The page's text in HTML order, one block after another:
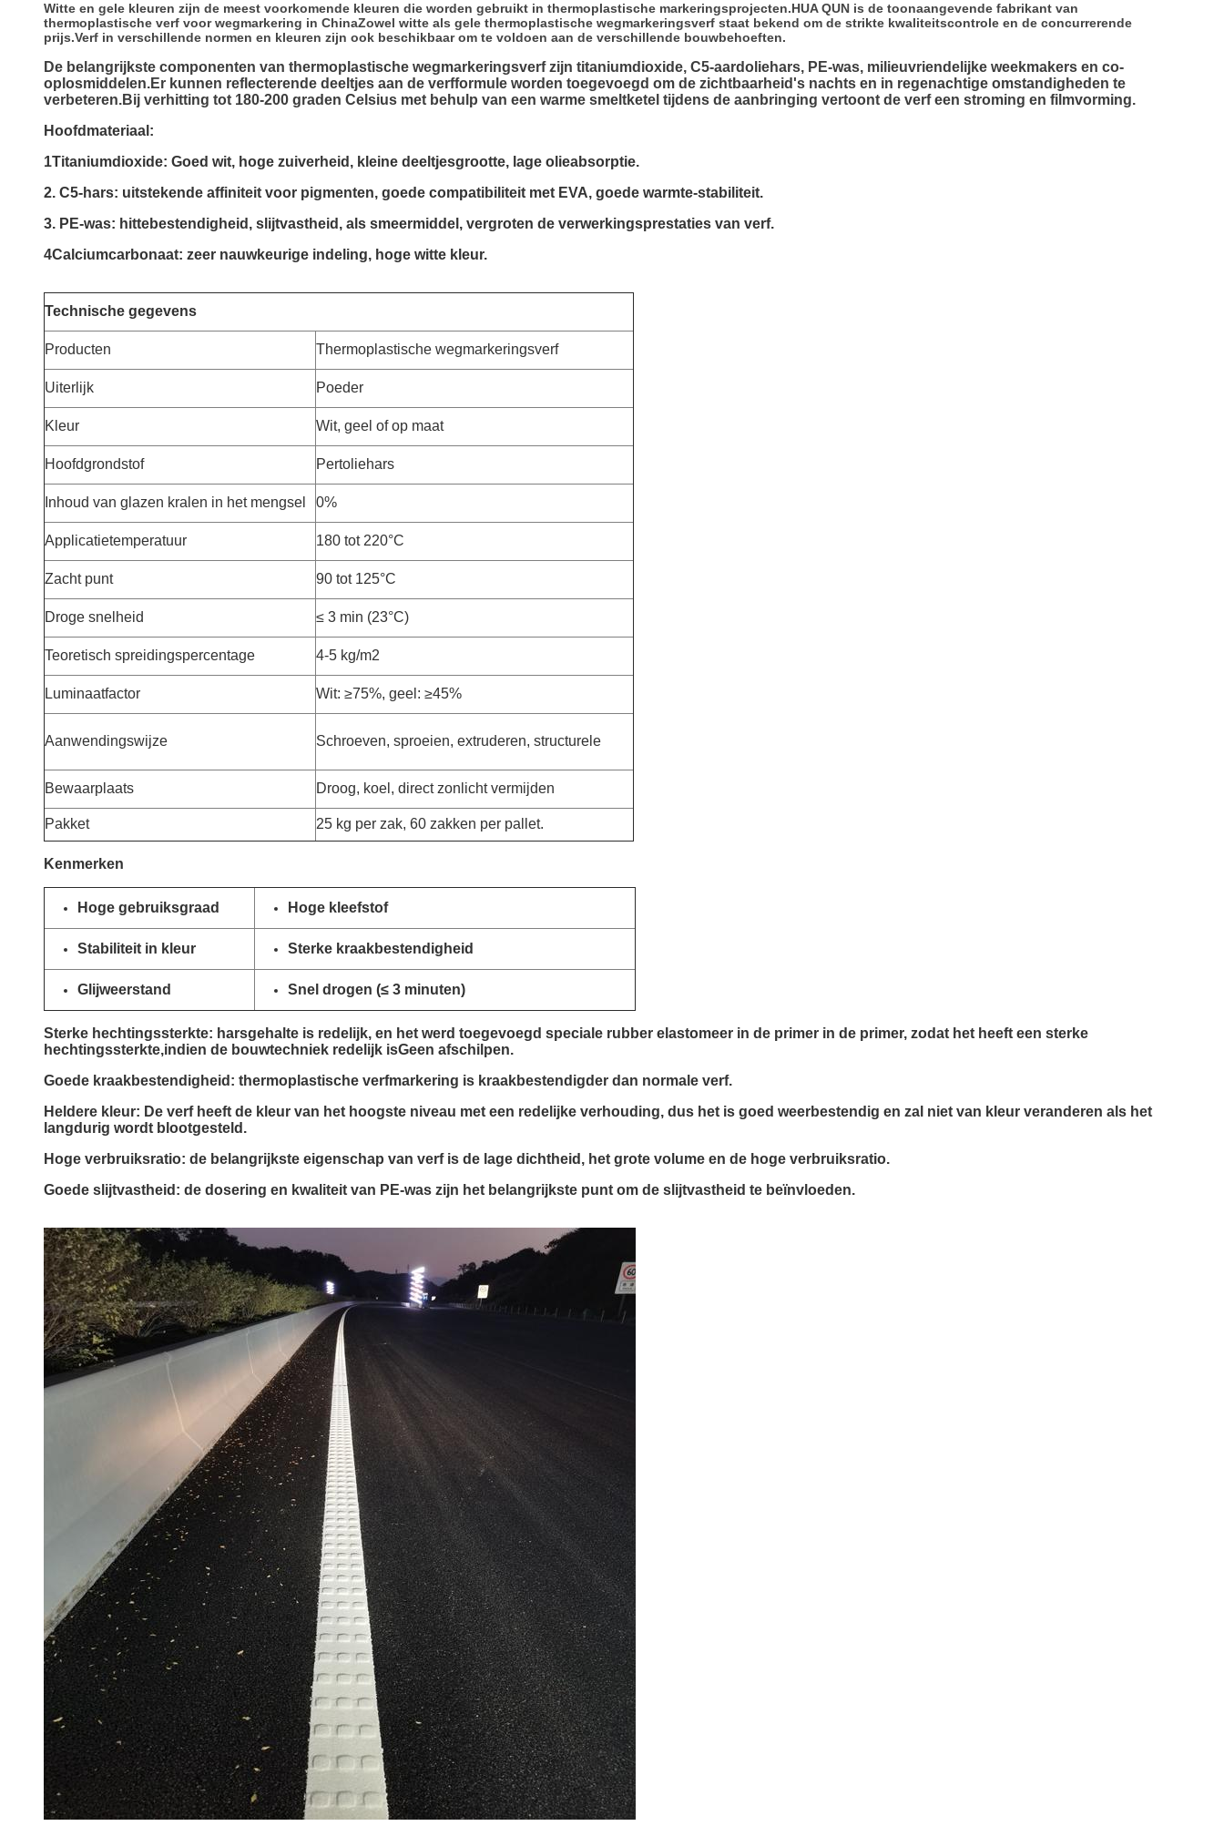
Witte en gele kleuren zijn de meest voorkomende kleuren die worden gebruikt in thermoplastische markeringsprojecten.HUA QUN is de toonaangevende fabrikant van
thermoplastische verf voor wegmarkering in ChinaZowel witte als gele thermoplastische wegmarkeringsverf staat bekend om de strikte kwaliteitscontrole en de concurrerende
prijs.Verf in verschillende normen en kleuren zijn ook beschikbaar om te voldoen aan de verschillende bouwbehoeften.
De belangrijkste componenten van thermoplastische wegmarkeringsverf zijn titaniumdioxide, C5-aardoliehars, PE-was, milieuvriendelijke weekmakers en co-
oplosmiddelen.Er kunnen reflecterende deeltjes aan de verfformule worden toegevoegd om de zichtbaarheid's nachts en in regenachtige omstandigheden te
verbeteren.Bij verhitting tot 180-200 graden Celsius met behulp van een warme smeltketel tijdens de aanbringing vertoont de verf een stroming en filmvorming.
Hoofdmateriaal:
1Titaniumdioxide: Goed wit, hoge zuiverheid, kleine deeltjesgrootte, lage olieabsorptie.
2. C5-hars: uitstekende affiniteit voor pigmenten, goede compatibiliteit met EVA, goede warmte-stabiliteit.
3. PE-was: hittebestendigheid, slijtvastheid, als smeermiddel, vergroten de verwerkingsprestaties van verf.
4Calciumcarbonaat: zeer nauwkeurige indeling, hoge witte kleur.
Technische gegevens
Producten Thermoplastische wegmarkeringsverf
Uiterlijk Poeder
Kleur Wit, geel of op maat
Hoofdgrondstof Pertoliehars
Inhoud van glazen kralen in het mengsel 0%
Applicatietemperatuur 180 tot 220°C
Zacht punt 90 tot 125°C
Droge snelheid ≤ 3 min (23°C)
Teoretisch spreidingspercentage 4-5 kg/m2
Luminaatfactor Wit: ≥75%, geel: ≥45%
Aanwendingswijze Schroeven, sproeien, extruderen, structurele
Bewaarplaats Droog, koel, direct zonlicht vermijden
Pakket 25 kg per zak, 60 zakken per pallet.
Kenmerken
Hoge gebruiksgraad Hoge kleefstof
Stabiliteit in kleur Sterke kraakbestendigheid
Glijweerstand Snel drogen (≤ 3 minuten)
Sterke hechtingssterkte: harsgehalte is redelijk, en het werd toegevoegd speciale rubber elastomeer in de primer in de primer, zodat het heeft een sterke
hechtingssterkte,indien de bouwtechniek redelijk isGeen afschilpen.
Goede kraakbestendigheid: thermoplastische verfmarkering is kraakbestendigder dan normale verf.
Heldere kleur: De verf heeft de kleur van het hoogste niveau met een redelijke verhouding, dus het is goed weerbestendig en zal niet van kleur veranderen als het
langdurig wordt blootgesteld.
Hoge verbruiksratio: de belangrijkste eigenschap van verf is de lage dichtheid, het grote volume en de hoge verbruiksratio.
Goede slijtvastheid: de dosering en kwaliteit van PE-was zijn het belangrijkste punt om de slijtvastheid te beïnvloeden.